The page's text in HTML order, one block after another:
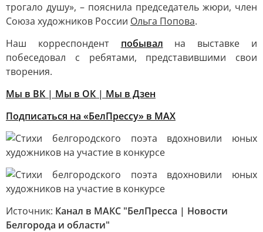
трогало душу», – пояснила председатель жюри, член
Союза художников России Ольга Попова.
Наш корреспондент побывал на выставке и
побеседовал с ребятами, представившими свои
творения.
Мы в ВК | Мы в ОК | Мы в Дзен
Подписаться на «БелПрессу» в МАХ
Источник: Канал в МАКС "БелПресса | Новости
Белгорода и области"